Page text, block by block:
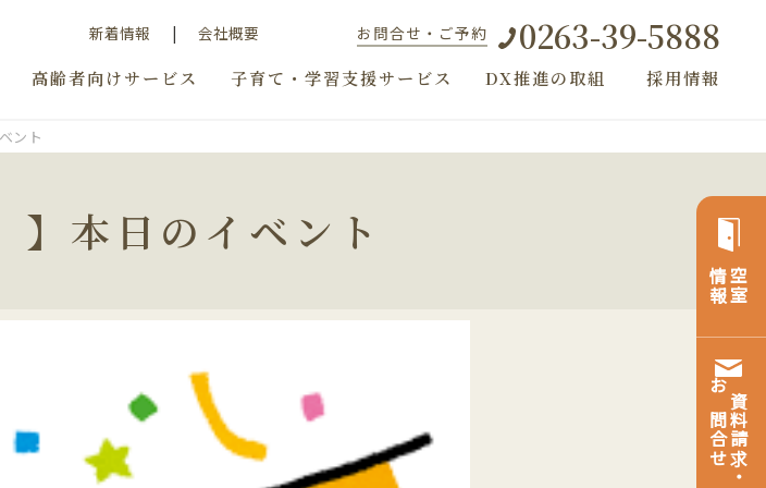
新着情報 会社概要 お問合せ・ご予約 0263-39-5888
高齢者向けサービス 子育て・学習支援サービス DX推進の取組 採用情報
ント
】本日のイベント
空室
情報
資料請求・
お問合せ